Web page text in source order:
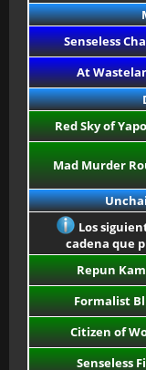
Senseless
At
Red Sky of
Mad Murder
Los
cadena que
Repun
Formalist
Citizen of
Senseless